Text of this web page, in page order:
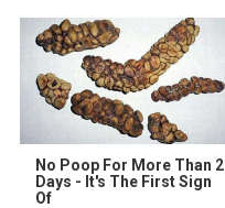
No Poop For More Than 2
Days - It's The First Sign
Of